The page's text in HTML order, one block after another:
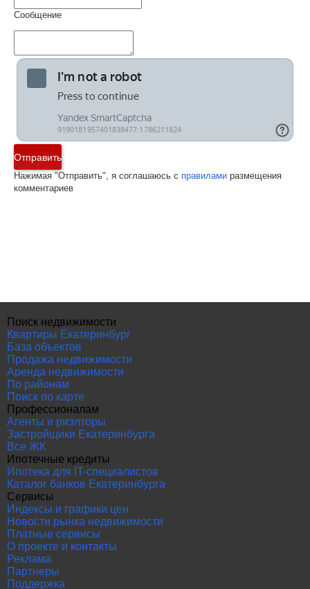
Сообщение
Отправить
Нажимая "Отправить", я соглашаюсь с правилами размещения
комментариев
Поиск недвижимости
Квартиры Екатеринбург
База объектов
Продажа недвижимости
Аренда недвижимости
По районам
Поиск по карте
Профессионалам
Агенты и риэлторы
Застройщики Екатеринбурга
Все ЖК
Ипотечные кредиты
Ипотека для IT-специалистов
Каталог банков Екатеринбурга
Сервисы
Индексы и графики цен
Новости рынка недвижимости
Платные сервисы
О проекте и контакты
Реклама
Партнеры
Поддержка